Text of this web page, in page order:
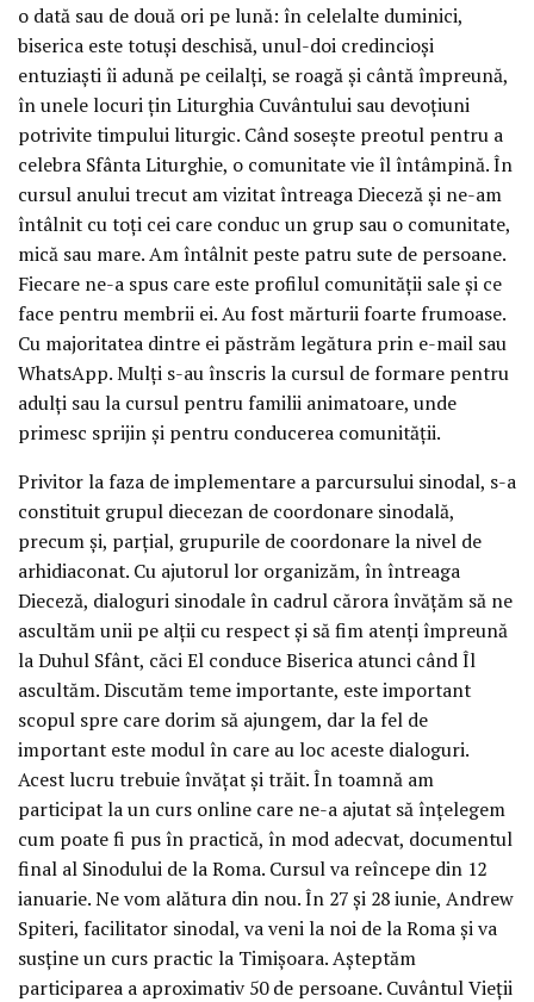
o dată sau de două ori pe lună: în celelalte duminici,
biserica este totuși deschisă, unul-doi credincioși
entuziaști îi adună pe ceilalți, se roagă și cântă împreună,
în unele locuri țin Liturghia Cuvântului sau devoțiuni
potrivite timpului liturgic. Când sosește preotul pentru a
celebra Sfânta Liturghie, o comunitate vie îl întâmpină. În
cursul anului trecut am vizitat întreaga Dieceză și ne-am
întâlnit cu toți cei care conduc un grup sau o comunitate,
mică sau mare. Am întâlnit peste patru sute de persoane.
Fiecare ne-a spus care este profilul comunității sale și ce
face pentru membrii ei. Au fost mărturii foarte frumoase.
Cu majoritatea dintre ei păstrăm legătura prin e-mail sau
WhatsApp. Mulți s-au înscris la cursul de formare pentru
adulți sau la cursul pentru familii animatoare, unde
primesc sprijin și pentru conducerea comunității.
Privitor la faza de implementare a parcursului sinodal, s-a
constituit grupul diecezan de coordonare sinodală,
precum și, parțial, grupurile de coordonare la nivel de
arhidiaconat. Cu ajutorul lor organizăm, în întreaga
Dieceză, dialoguri sinodale în cadrul cărora învățăm să ne
ascultăm unii pe alții cu respect și să fim atenți împreună
la Duhul Sfânt, căci El conduce Biserica atunci când Îl
ascultăm. Discutăm teme importante, este important
scopul spre care dorim să ajungem, dar la fel de
important este modul în care au loc aceste dialoguri.
Acest lucru trebuie învățat și trăit. În toamnă am
participat la un curs online care ne-a ajutat să înțelegem
cum poate fi pus în practică, în mod adecvat, documentul
final al Sinodului de la Roma. Cursul va reîncepe din 12
ianuarie. Ne vom alătura din nou. În 27 și 28 iunie, Andrew
Spiteri, facilitator sinodal, va veni la noi de la Roma și va
susține un curs practic la Timișoara. Așteptăm
participarea a aproximativ 50 de persoane. Cuvântul Vieții